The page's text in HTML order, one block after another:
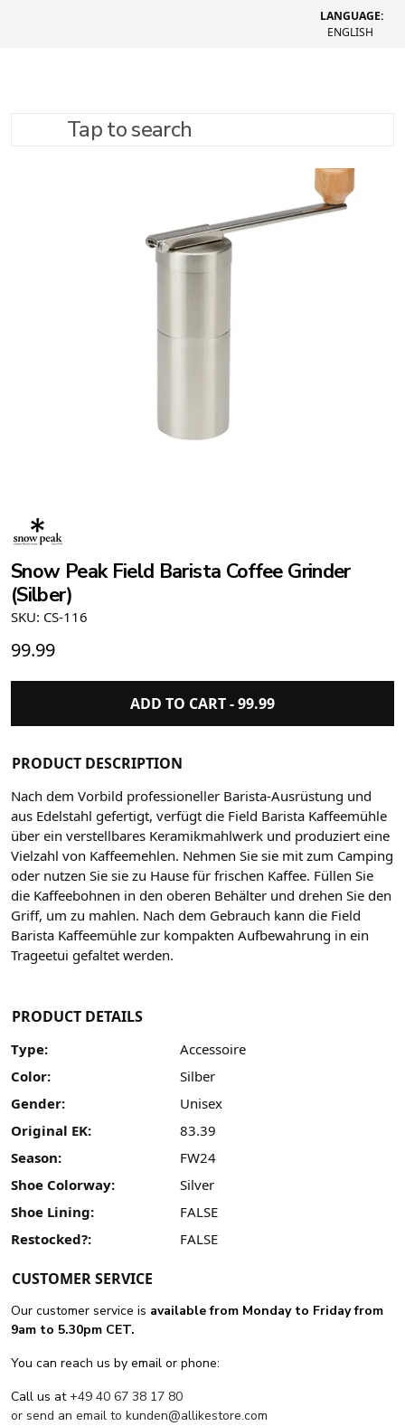
LANGUAGE:
ENGLISH
Tap to search
Snow Peak Field Barista Coffee Grinder
(Silber)
SKU: CS-116
99.99
ADD TO CART -99.99
PRODUCT DESCRIPTION
Nach dem Vorbild professioneller Barista-Ausrüstung und
aus Edelstahl gefertigt, verfügt die Field Barista Kaffeemühle
über ein verstellbares Keramikmahlwerk und produziert eine
Vielzahl von Kaffeemehlen. Nehmen Sie sie mit zum Camping
oder nutzen Sie sie zu Hause für frischen Kaffee. Füllen Sie
die Kaffeebohnen in den oberen Behälter und drehen Sie den
Griff, um zu mahlen. Nach dem Gebrauch kann die Field
Barista Kaffeemühle zur kompakten Aufbewahrung in ein
Trageetui gefaltet werden.
PRODUCT DETAILS
Type:
Accessoire
Color:
Silber
Gender:
Unisex
Original EK:
83.39
Season:
FW24
Shoe Colorway:
Silver
Shoe Lining:
FALSE
Restocked?:
FALSE
CUSTOMER SERVICE
Our customer service is available from Monday to Friday from
9am to 5.30pm CET.
You can reach us by email or phone:
Call us at+49 40 67 38 17 80
or send an email to kunden@allikestore.com